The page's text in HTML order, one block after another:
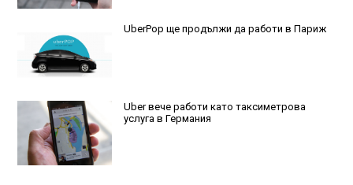
UberPop ще продължи да работи в Париж
Uber вече работи като таксиметрова
услуга в Германия